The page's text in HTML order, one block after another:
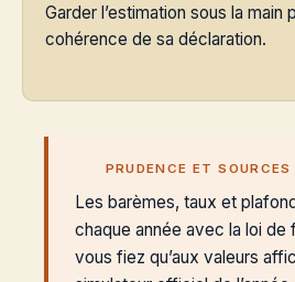
Garder l’estimation sous la main
cohérence de sa déclaration.
PRUDENCE ET SOURCES
Les barèmes, taux et
chaque année avec la loi de
vous fiez qu’aux valeurs